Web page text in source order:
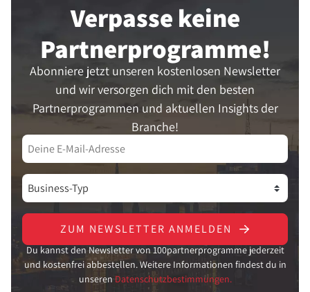
Verpasse keine
Partner­programme!
Abonniere jetzt unseren kostenlosen Newsletter
und wir versorgen dich mit den besten
Partnerprogrammen und aktuellen Insights der
Branche!
ZUM NEWSLETTER ANMELDEN
Du kannst den Newsletter von 100partnerprogramme jederzeit
und kostenfrei abbestellen. Weitere Informationen findest du in
unseren Datenschutzbestimmungen.